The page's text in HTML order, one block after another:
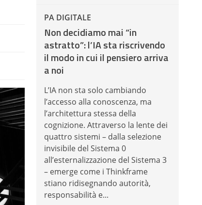
PA DIGITALE
Non decidiamo mai “in
astratto”: l’IA sta riscrivendo
il modo in cui il pensiero arriva
a noi
L’IA non sta solo cambiando
l’accesso alla conoscenza, ma
l’architettura stessa della
cognizione. Attraverso la lente dei
quattro sistemi – dalla selezione
invisibile del Sistema 0
all’esternalizzazione del Sistema 3
– emerge come i Thinkframe
stiano ridisegnando autorità,
responsabilità e...